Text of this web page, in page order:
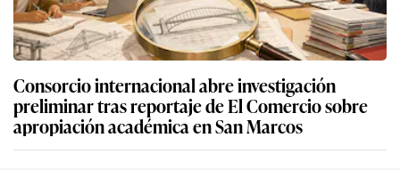
Consorcio internacional abre investigación
preliminar tras reportaje de El Comercio sobre
apropiación académica en San Marcos